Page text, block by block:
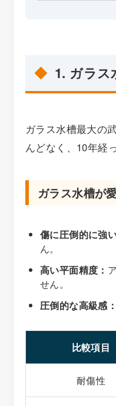
1. ガラス
ガラス水槽最大の
んどなく、10年経
ガラス水槽が
傷に圧倒的に強
ん。
高い平面精度：
せん。
圧倒的な高級感：
比較項目
耐傷性